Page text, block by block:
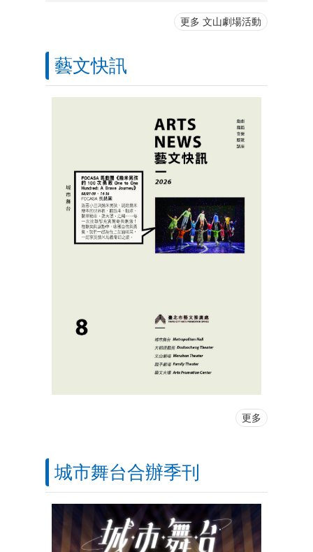
更多 文山劇場活動
藝文快訊
更多
城市舞台合辦季刊